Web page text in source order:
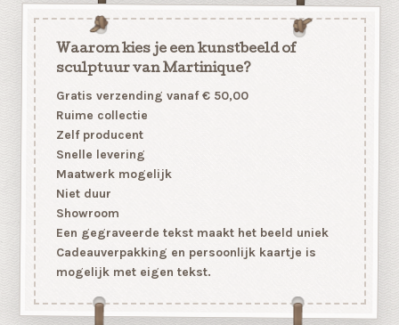
Waarom kies je een kunstbeeld of
sculptuur van Martinique?
Gratis verzending vanaf € 50,00
Ruime collectie
Zelf producent
Snelle levering
Maatwerk mogelijk
Niet duur
Showroom
Een gegraveerde tekst maakt het beeld uniek
Cadeauverpakking en persoonlijk kaartje is
mogelijk met eigen tekst.